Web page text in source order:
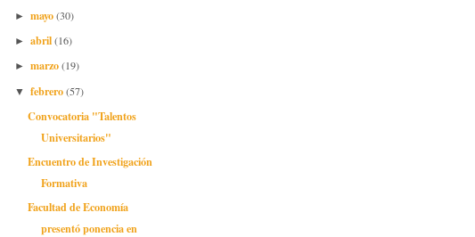
► mayo(30)
► abril(16)
► marzo(19)
▼ febrero(57)
Convocatoria "Talentos
Universitarios"
Encuentro de Investigación
Formativa
Facultad de Economía
presentó ponencia en